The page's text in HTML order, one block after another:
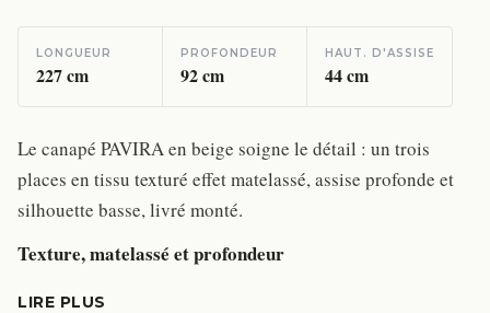
LONGUEUR
227cm
PROFONDEUR
92cm
HAUT. D'ASSISE
44cm
Le canapé PAVIRA en beige soigne le détail : un trois
places en tissu texturé effet matelassé, assise profonde et
silhouette basse, livré monté.
Texture, matelassé et profondeur
LIRE PLUS